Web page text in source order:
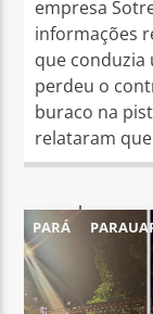
empresa
informações
que conduzia
perdeu o
buraco na
relataram
PARÁ